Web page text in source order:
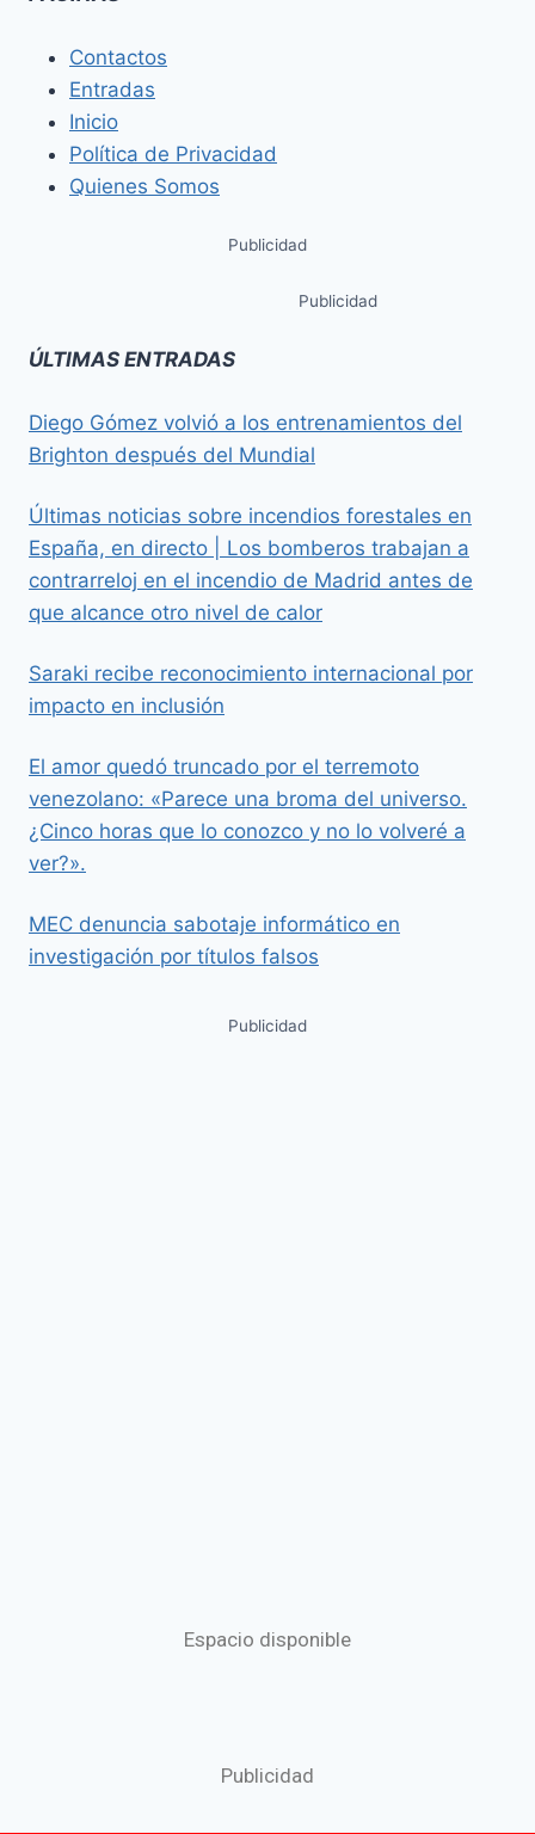
Contactos
Entradas
Inicio
Política de Privacidad
Quienes Somos
Publicidad
Publicidad
ÚLTIMAS ENTRADAS
Diego Gómez volvió a los entrenamientos del
Brighton después del Mundial
Últimas noticias sobre incendios forestales en
España, en directo | Los bomberos trabajan a
contrarreloj en el incendio de Madrid antes de
que alcance otro nivel de calor
Saraki recibe reconocimiento internacional por
impacto en inclusión
El amor quedó truncado por el terremoto
venezolano: «Parece una broma del universo.
¿Cinco horas que lo conozco y no lo volveré a
ver?».
MEC denuncia sabotaje informático en
investigación por títulos falsos
Publicidad
Espacio disponible
Publicidad